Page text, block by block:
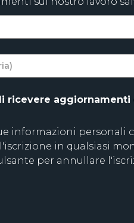
ricevere
informazioni personali
in qualsiasi
per annullare